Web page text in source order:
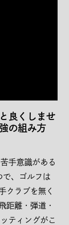
良くしませ
の組み方
手意識がある
で、ゴルフは
クラブを無く
距離・弾道・
ティングがこ